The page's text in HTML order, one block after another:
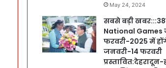
May 24, 2024
सबसे बड़ी
National Games
फरवरी-2025 में
जनवरी-14 फरवरी
प्रस्तावित:देहरादून-